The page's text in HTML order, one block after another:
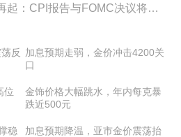
报告与FOMC决议将如何影响金价？
反 加息预期走弱，金价冲击4200关
口
位
金饰价格大幅跳水，年内每克暴
跌近500元
稳
加息预期降温，亚市金价震荡抬